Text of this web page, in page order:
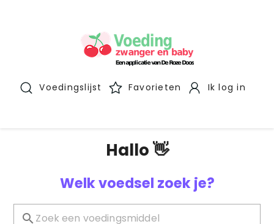
Voedingslijst Favorieten Ik log in
Hallo 👋
Welk voedsel zoek je?